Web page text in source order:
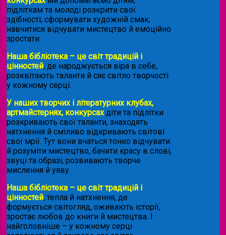
підліткам та молоді розкрити свої
здібності, сформувати художній смак,
навчитися відчувати мистецтво й емоційно
зростати.
Наша бібліотека – це світ традицій і
цінностей, де народжується віра в себе,
розквітають таланти й сяє світло творчості
у кожному серці.
У наших творчих і літературних клубах,
артмайстернях, конкурсахдіти та підлітки
розкривають свої таланти, знаходять
натхнення й сміливо відкривають світові
свої мрії. Тут вони вчаться тонко відчувати
й розуміти мистецтво, бачити красу в слові,
звуці та образі, розвивають творче
мислення й уяву.
Наша бібліотека – це світ традицій і
цінностей, тепла й натхнення, де
формується світогляд, оживають історії,
зростає любов до книги й мистецтва. І
найголовніше – у кожному серці